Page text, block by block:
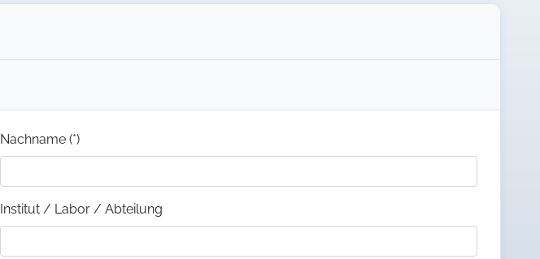
Nachname (*)
Institut / Labor / Abteilung